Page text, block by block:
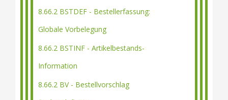
8.66.2 BSTDEF - Bestellerfassung:
Globale Vorbelegung
8.66.2 BSTINF - Artikelbestands-
Information
8.66.2 BV - Bestellvorschlag